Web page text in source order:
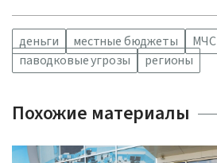
деньги местные бюджеты МЧС
паводковые угрозы
регионы
Похожие материалы